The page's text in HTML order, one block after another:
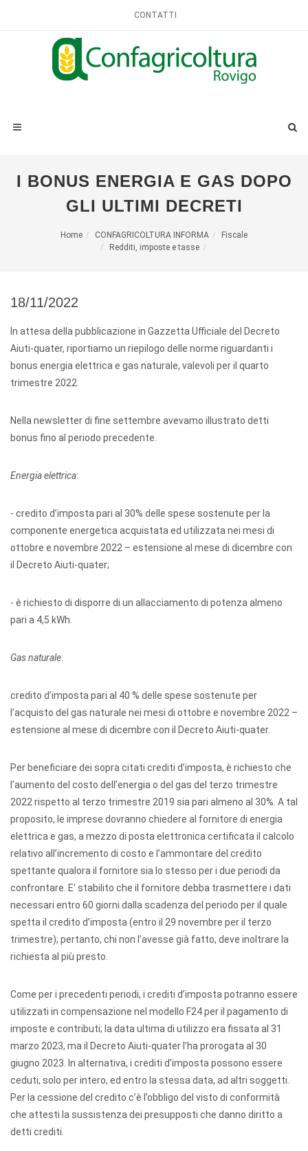
CONTATTI
I BONUS ENERGIA E GAS DOPO
GLI ULTIMI DECRETI
Home CONFAGRICOLTURA INFORMA
Fiscale
Redditi, imposte e tasse
18/11/2022
In attesa della pubblicazione in Gazzetta Ufficiale del Decreto
Aiuti-quater, riportiamo un riepilogo delle norme riguardanti i
bonus energia elettrica e gas naturale, valevoli per il quarto
trimestre 2022.
Nella newsletter di fine settembre avevamo illustrato detti
bonus fino al periodo precedente.
Energia elettrica:
- credito d’imposta pari al 30% delle spese sostenute per la
componente energetica acquistata ed utilizzata nei mesi di
ottobre e novembre 2022 – estensione al mese di dicembre con
il Decreto Aiuti-quater;
- è richiesto di disporre di un allacciamento di potenza almeno
pari a 4,5 kWh.
Gas naturale:
credito d’imposta pari al 40 % delle spese sostenute per
l’acquisto del gas naturale nei mesi di ottobre e novembre 2022 –
estensione al mese di dicembre con il Decreto Aiuti-quater.
Per beneficiare dei sopra citati crediti d’imposta, è richiesto che
l’aumento del costo dell’energia o del gas del terzo trimestre
2022 rispetto al terzo trimestre 2019 sia pari almeno al 30%. A tal
proposito, le imprese dovranno chiedere al fornitore di energia
elettrica e gas, a mezzo di posta elettronica certificata il calcolo
relativo all’incremento di costo e l’ammontare del credito
spettante qualora il fornitore sia lo stesso per i due periodi da
confrontare. E’ stabilito che il fornitore debba trasmettere i dati
necessari entro 60 giorni dalla scadenza del periodo per il quale
spetta il credito d’imposta (entro il 29 novembre per il terzo
trimestre); pertanto, chi non l’avesse già fatto, deve inoltrare la
richiesta al più presto.
Come per i precedenti periodi, i crediti d’imposta potranno essere
utilizzati in compensazione nel modello F24 per il pagamento di
imposte e contributi; la data ultima di utilizzo era fissata al 31
marzo 2023, ma il Decreto Aiuti-quater l’ha prorogata al 30
giugno 2023. In alternativa, i crediti d’imposta possono essere
ceduti, solo per intero, ed entro la stessa data, ad altri soggetti.
Per la cessione del credito c’è l’obbligo del visto di conformità
che attesti la sussistenza dei presupposti che danno diritto a
detti crediti.